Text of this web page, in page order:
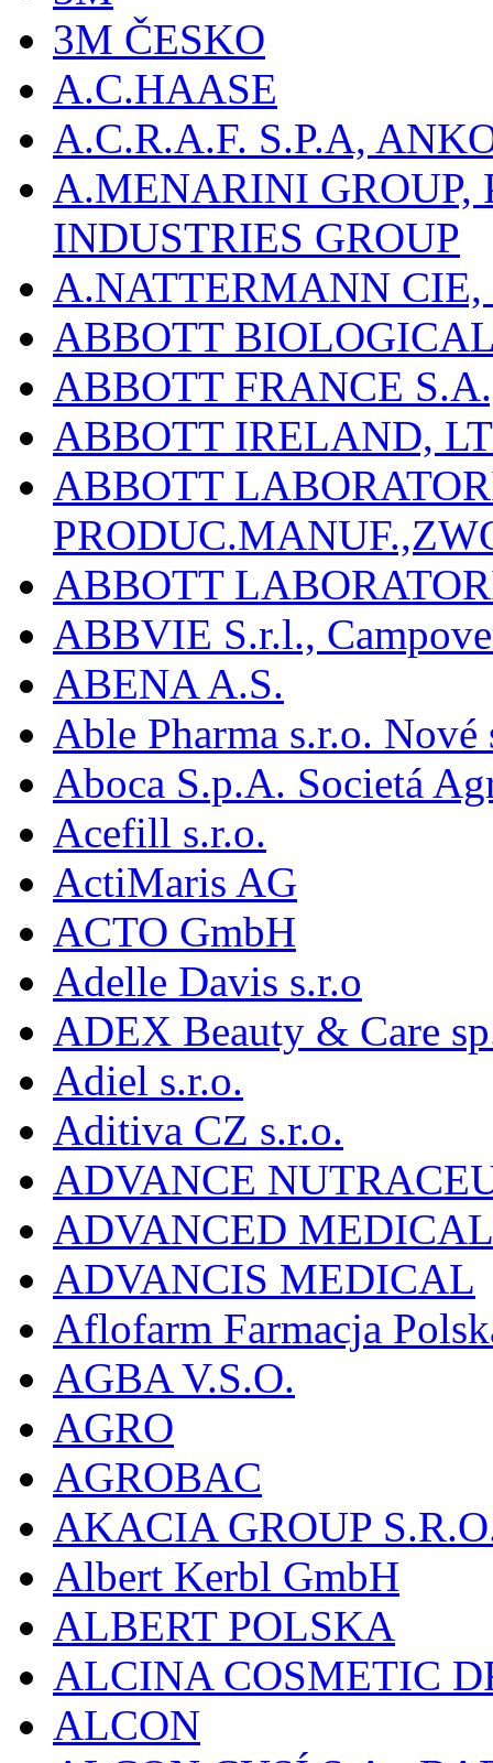
3M ČESKO
A.C.HAASE
A.C.R.A.F. S.P.A,
A.MENARINI
INDUSTRIES GROUP
A.NATTERMANN
ABBOTT
ABBOTT FRANCE
ABBOTT IRELAND,
ABBOTT
ABBOTT
ABBVIE S.r.l.,
ABENA A.S.
Able Pharma s.r.o.
Aboca S.p.A. Societá
Acefill s.r.o.
ActiMaris AG
ACTO GmbH
Adelle Davis s.r.o
ADEX Beauty & Care
Adiel s.r.o.
Aditiva CZ s.r.o.
ADVANCE
ADVANCED
ADVANCIS MEDICAL
Aflofarm Farmacja
AGBA V.S.O.
AGRO
AGROBAC
AKACIA GROUP
Albert Kerbl GmbH
ALBERT POLSKA
ALCINA COSMETIC
ALCON